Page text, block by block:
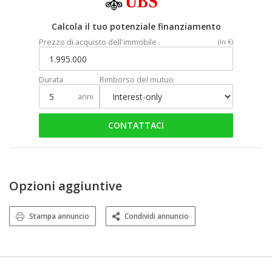
Calcola il tuo potenziale finanziamento
Prezzo di acquisto dell'immobile (In €)
Durata
anni
Rimborso del mutuo
CONTATTACI
Opzioni aggiuntive
Stampa annuncio Condividi annuncio